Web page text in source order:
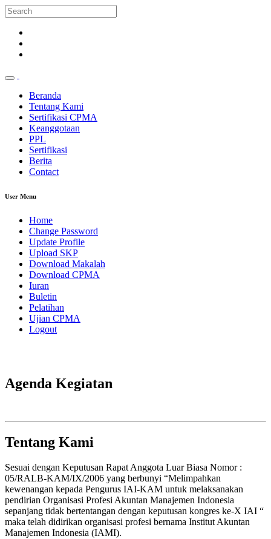
Beranda
Tentang Kami
Sertifikasi CPMA
Keanggotaan
PPL
Sertifikasi
Berita
Contact
User Menu
Home
Change Password
Update Profile
Upload SKP
Download Makalah
Download CPMA
Iuran
Buletin
Pelatihan
Ujian CPMA
Logout
Agenda Kegiatan
Tentang Kami
Sesuai dengan Keputusan Rapat Anggota Luar Biasa Nomor :
05/RALB-KAM/IX/2006 yang berbunyi “Melimpahkan
kewenangan kepada Pengurus IAI-KAM untuk melaksanakan
pendirian Organisasi Profesi Akuntan Manajemen Indonesia
sepanjang tidak bertentangan dengan keputusan kongres ke-X IAI “
maka telah didirikan organisasi profesi bernama Institut Akuntan
Manajemen Indonesia (IAMI).